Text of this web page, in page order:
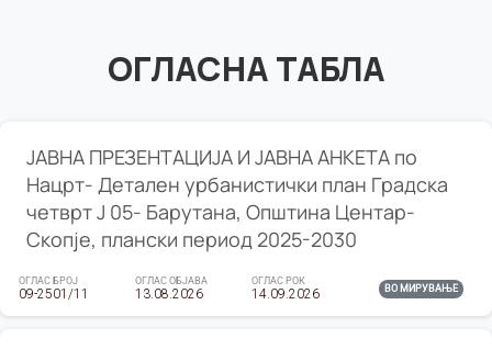
ОГЛАСНА ТАБЛА
ЈАВНА ПРЕЗЕНТАЦИЈА И ЈАВНА АНКЕТА по
Нацрт- Детален урбанистички план Градска
четврт Ј 05- Барутана, Општина Центар-
Скопје, плански период 2025-2030
ОГЛАС БРОЈ
09-2501/11
ОГЛАС ОБЈАВА
13.08.2026
ОГЛАС РОК
14.09.2026 ВО МИРУВАЊЕ